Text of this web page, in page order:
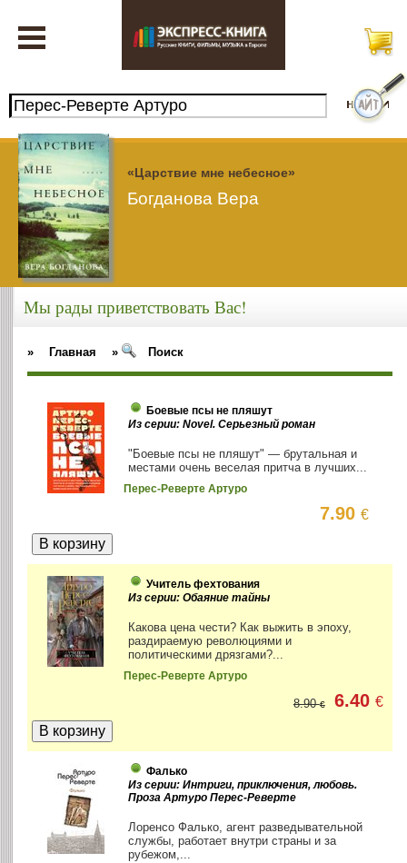
«Царствие мне небесное»
Богданова Вера
Мы рады приветствовать Вас!
» Главная » Поиск
Боевые псы не пляшут
Из серии: Novel. Серьезный роман
"Боевые псы не пляшут" — брутальная и
местами очень веселая притча в лучших...
Перес-Реверте Артуро
7.90€
Учитель фехтования
Из серии: Обаяние тайны
Какова цена чести? Как выжить в эпоху,
раздираемую революциями и
политическими дрязгами?...
Перес-Реверте Артуро
8.90€ 6.40€
Фалько
Из серии: Интриги, приключения, любовь.
Проза Артуро Перес-Реверте
Лоренсо Фалько, агент разведывательной
службы, работает внутри страны и за
рубежом,...